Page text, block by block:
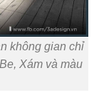
không gian chỉ
Xám và màu